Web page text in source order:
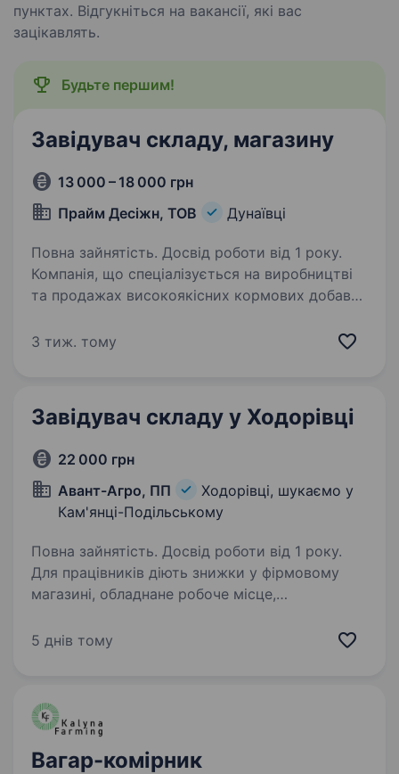
пунктах. Відгукніться на вакансії, які вас
зацікавлять.
Будьте першим!
Завідувач складу, магазину
13 000 – 18 000 грн
Прайм Десіжн, ТОВ
Дунаївці
Повна зайнятість. Досвід роботи від 1 року.
Компанія, що спеціалізується на виробництві
та продажах високоякісних кормових добавок
на роботу завідувача складу-магазину (він же
3 тиж. тому
Завідувач складу у Ходорівці
22 000 грн
Авант-Агро, ПП
Ходорівці, шукаємо у
Кам'янці-Подільському
Повна зайнятість. Досвід роботи від 1 року.
Для працівників діють знижки у фірмовому
магазині, обладнане робоче місце,
офіційне працевлаштування; гідну оплату
5 днів тому
Вагар-комірник